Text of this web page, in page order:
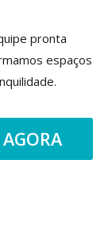
pronta
espaços